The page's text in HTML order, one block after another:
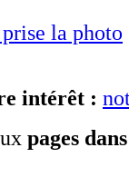
la photo
intérêt :
pages